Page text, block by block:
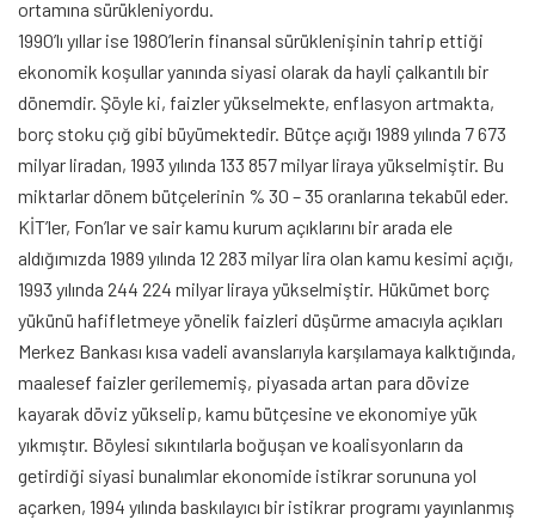
ortamına sürükleniyordu.
1990’lı yıllar ise 1980’lerin finansal sürüklenişinin tahrip ettiği
ekonomik koşullar yanında siyasi olarak da hayli çalkantılı bir
dönemdir. Şöyle ki, faizler yükselmekte, enflasyon artmakta,
borç stoku çığ gibi büyümektedir. Bütçe açığı 1989 yılında 7 673
milyar liradan, 1993 yılında 133 857 milyar liraya yükselmiştir. Bu
miktarlar dönem bütçelerinin % 30 – 35 oranlarına tekabül eder.
KİT’ler, Fon’lar ve sair kamu kurum açıklarını bir arada ele
aldığımızda 1989 yılında 12 283 milyar lira olan kamu kesimi açığı,
1993 yılında 244 224 milyar liraya yükselmiştir. Hükümet borç
yükünü hafifletmeye yönelik faizleri düşürme amacıyla açıkları
Merkez Bankası kısa vadeli avanslarıyla karşılamaya kalktığında,
maalesef faizler gerilememiş, piyasada artan para dövize
kayarak döviz yükselip, kamu bütçesine ve ekonomiye yük
yıkmıştır. Böylesi sıkıntılarla boğuşan ve koalisyonların da
getirdiği siyasi bunalımlar ekonomide istikrar sorununa yol
açarken, 1994 yılında baskılayıcı bir istikrar programı yayınlanmış